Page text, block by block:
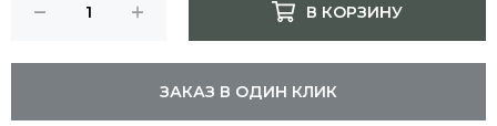
В КОРЗИНУ
ЗАКАЗ В ОДИН КЛИК